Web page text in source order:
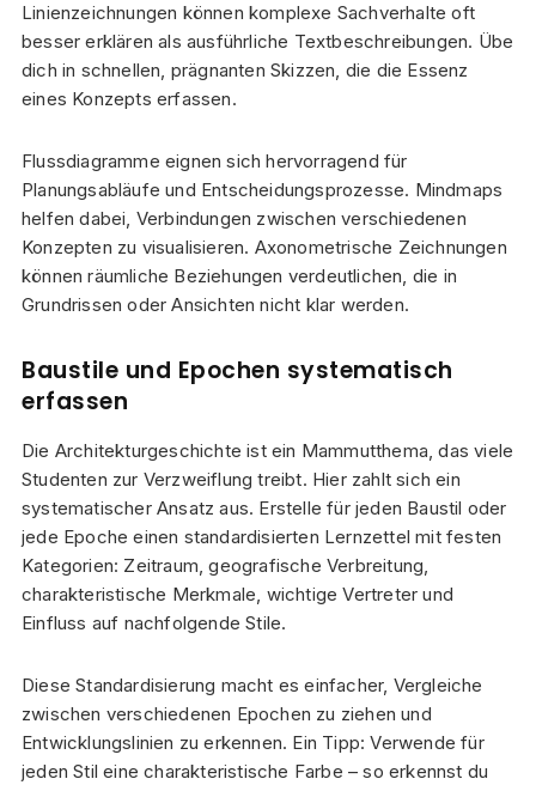
Linienzeichnungen können komplexe Sachverhalte oft
besser erklären als ausführliche Textbeschreibungen. Übe
dich in schnellen, prägnanten Skizzen, die die Essenz
eines Konzepts erfassen.
Flussdiagramme eignen sich hervorragend für
Planungsabläufe und Entscheidungsprozesse. Mindmaps
helfen dabei, Verbindungen zwischen verschiedenen
Konzepten zu visualisieren. Axonometrische Zeichnungen
können räumliche Beziehungen verdeutlichen, die in
Grundrissen oder Ansichten nicht klar werden.
Baustile und Epochen systematisch
erfassen
Die Architekturgeschichte ist ein Mammutthema, das viele
Studenten zur Verzweiflung treibt. Hier zahlt sich ein
systematischer Ansatz aus. Erstelle für jeden Baustil oder
jede Epoche einen standardisierten Lernzettel mit festen
Kategorien: Zeitraum, geografische Verbreitung,
charakteristische Merkmale, wichtige Vertreter und
Einfluss auf nachfolgende Stile.
Diese Standardisierung macht es einfacher, Vergleiche
zwischen verschiedenen Epochen zu ziehen und
Entwicklungslinien zu erkennen. Ein Tipp: Verwende für
jeden Stil eine charakteristische Farbe – so erkennst du